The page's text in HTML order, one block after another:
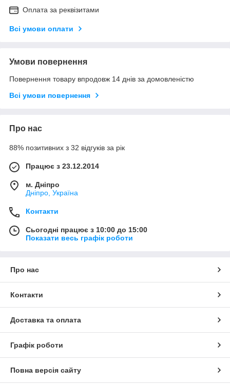
Оплата за реквізитами
Всі умови оплати
Умови повернення
Повернення товару впродовж 14 днів за домовленістю
Всі умови повернення
Про нас
88% позитивних з 32 відгуків за рік
Працює з 23.12.2014
м. Дніпро
Дніпро, Україна
Контакти
Сьогодні працює з 10:00 до 15:00
Показати весь графік роботи
Про нас
Контакти
Доставка та оплата
Графік роботи
Повна версія сайту